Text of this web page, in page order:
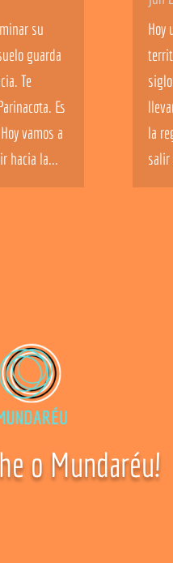
su
guarda
Te
Es
vamos a
hacia la...
Hoy
la
salir
o Mundaréu!